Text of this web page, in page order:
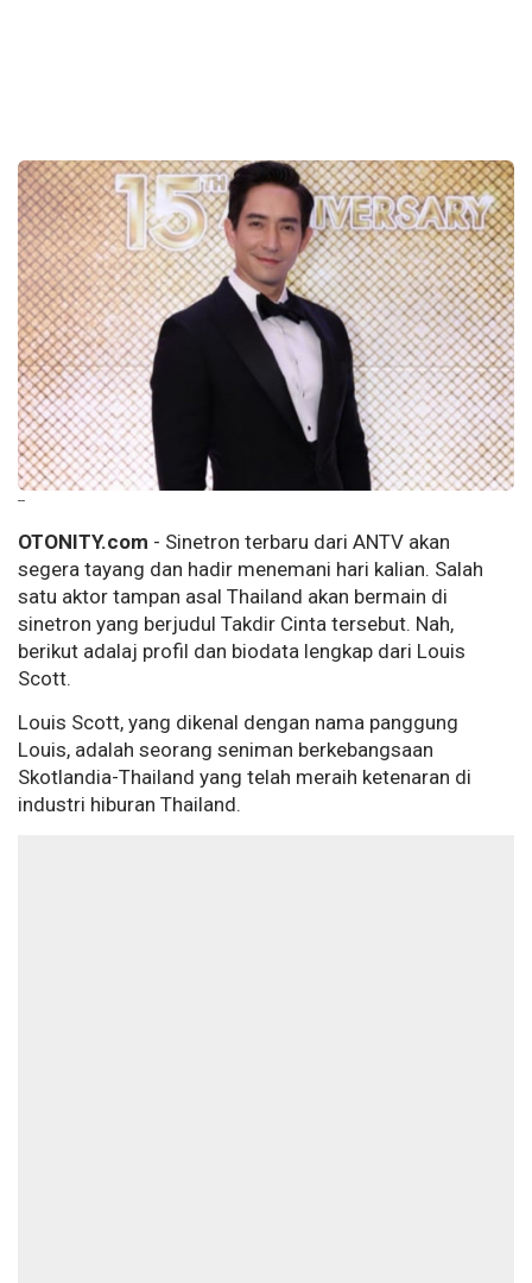
--
OTONITY.com - Sinetron terbaru dari ANTV akan
segera tayang dan hadir menemani hari kalian. Salah
satu aktor tampan asal Thailand akan bermain di
sinetron yang berjudul Takdir Cinta tersebut. Nah,
berikut adalaj profil dan biodata lengkap dari Louis
Scott.
Louis Scott, yang dikenal dengan nama panggung
Louis, adalah seorang seniman berkebangsaan
Skotlandia-Thailand yang telah meraih ketenaran di
industri hiburan Thailand.